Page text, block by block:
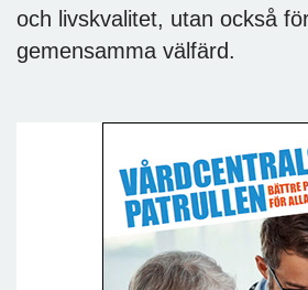
och livskvalitet, utan också
gemensamma välfärd.